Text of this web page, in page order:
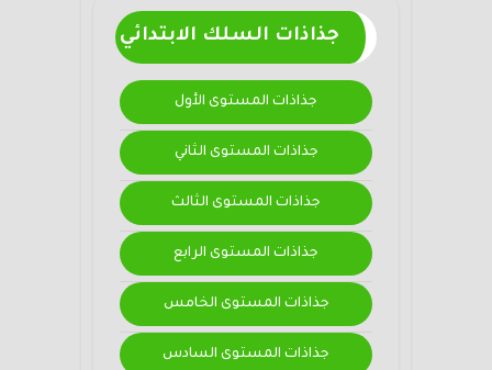
جذاذات السلك الابتدائي
جذاذات المستوى الأول
جذاذات المستوى الثاني
جذاذات المستوى الثالث
جذاذات المستوى الرابع
جذاذات المستوى الخامس
جذاذات المستوى السادس